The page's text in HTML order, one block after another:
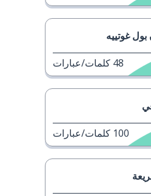
غوتييه
48 كلمات/عبارات
100 كلمات/عبارات